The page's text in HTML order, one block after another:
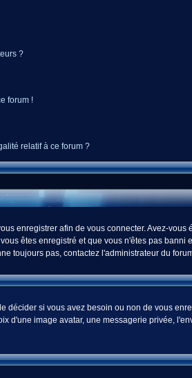
?
forum !
relatif à ce forum ?
enregistrer afin de vous connecter. Avez-
êtes enregistré et que vous n'êtes pas
toujours pas, contactez l'administrateur du
décider si vous avez besoin ou non de vous
d'une image avatar, une messagerie privée,